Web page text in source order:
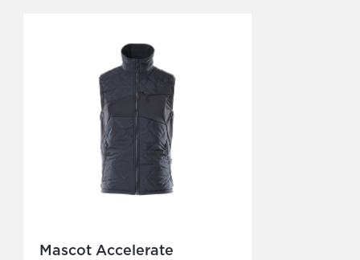
Mascot Accelerate